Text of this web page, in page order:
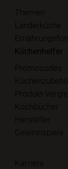
Themen
Länderküche
Küchenhelfer
Promocodes
Produkt-
Kochbücher
Hersteller
Gewinnspiele
Karriere